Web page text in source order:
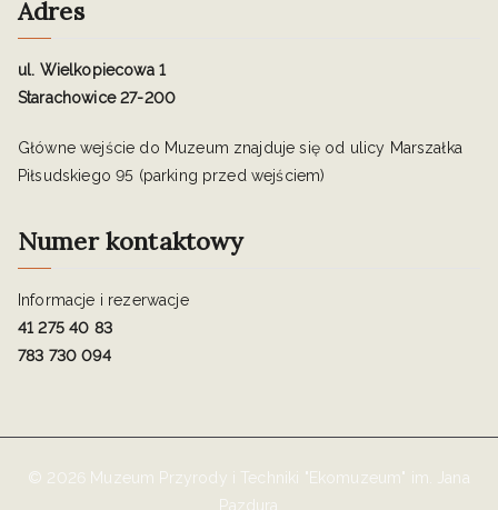
Adres
ul. Wielkopiecowa 1
Starachowice 27-200
Główne wejście do Muzeum znajduje się od ulicy Marszałka
Piłsudskiego 95 (parking przed wejściem)
Numer kontaktowy
Informacje i rezerwacje
41 275 40 83
783 730 094
© 2026 Muzeum Przyrody i Techniki "Ekomuzeum" im. Jana
Pazdura